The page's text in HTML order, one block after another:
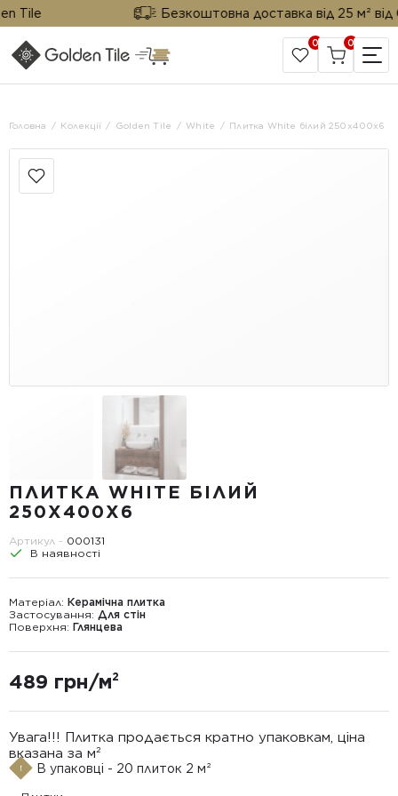
Tile Безкоштовна доставка від 25 м² від
САЙТ КОМПАНІЇ
0 0
Головна Колекції Golden Tile White Плитка White білий 250х400х6
ПЛИТКА WHITE БІЛИЙ
250Х400Х6
Артикул - 000131
В наявності
Матеріал: Керамічна плитка
Застосування: Для стін
Поверхня: Глянцева
489 грн/м²
Увага!!! Плитка продається кратно упаковкам, ціна
вказана за м²
В упаковці - 20 плиток 2 м²